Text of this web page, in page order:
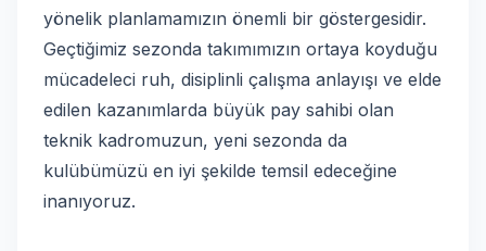
yönelik planlamamızın önemli bir göstergesidir.
Geçtiğimiz sezonda takımımızın ortaya koyduğu
mücadeleci ruh, disiplinli çalışma anlayışı ve elde
edilen kazanımlarda büyük pay sahibi olan
teknik kadromuzun, yeni sezonda da
kulübümüzü en iyi şekilde temsil edeceğine
inanıyoruz.